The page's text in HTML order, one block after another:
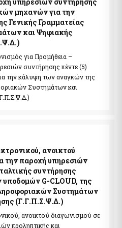
λίστας
Δημοσίου
από Κέντρο
σε Κέντρο Εξυπηρέτησης
τηλεδιάσκεψη από τον e-ΕΦΚΑ
ΔΥΠΑ
τηλεδιάσκεψη από τον Δήμο
υπηρεσιών συντήρησης
μηχανών για την
Γενικής Γραμματείας
και Ψηφιακής
για Προμήθεια –
συντήρησης πέντε (5)
την κάλυψη των αναγκών της
Συστημάτων και
ανοικτού
την παροχή υπηρεσιών
συντήρησης
G-CLOUD, της
Συστημάτων
(Γ.Γ.Π.Σ.Ψ.Δ.)
ανοικτού διαγωνισμού σε
προληπτικής και